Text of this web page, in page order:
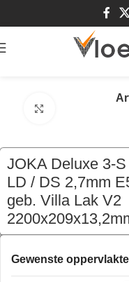
/Vloeren/
JOKA Deluxe 3-
LD / DS 2,7mm
geb. Villa Lak V2
Gewenste oppervlakte